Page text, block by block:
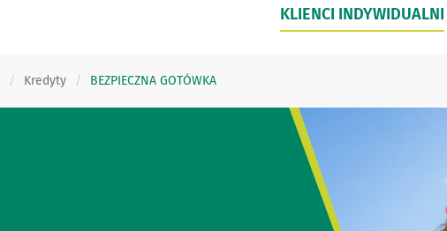
KLIENCI INDYWIDUALNI
Kredyty BEZPIECZNA GOTÓWKA